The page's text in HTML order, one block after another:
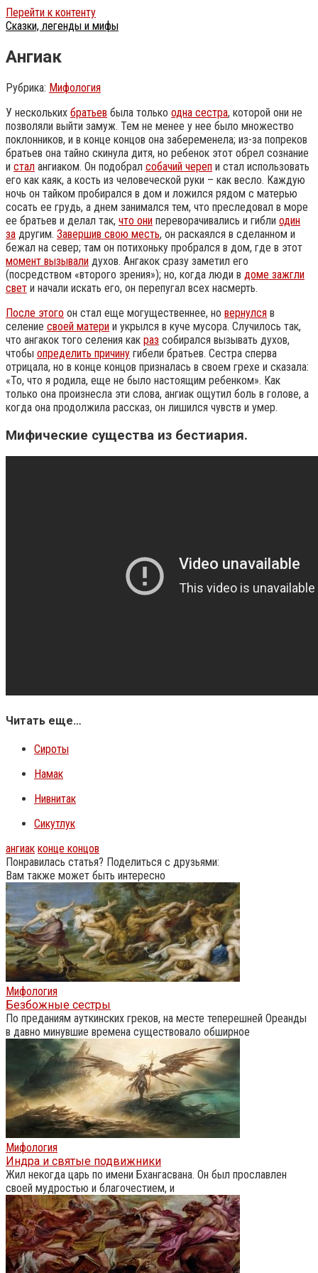
Перейти к контенту
Сказки, легенды и мифы
Ангиак
Рубрика: Мифология
У нескольких братьев была только одна сестра, которой они не
позволяли выйти замуж. Тем не менее у нее было множество
поклонников, и в конце концов она забеременела; из-за попреков
братьев она тайно скинула дитя, но ребенок этот обрел сознание
и стал ангиаком. Он подобрал собачий череп и стал использовать
его как каяк, а кость из человеческой руки – как весло. Каждую
ночь он тайком пробирался в дом и ложился рядом с матерью
сосать ее грудь, а днем занимался тем, что преследовал в море
ее братьев и делал так, что они переворачивались и гибли один
за другим. Завершив свою месть, он раскаялся в сделанном и
бежал на север; там он потихоньку пробрался в дом, где в этот
момент вызывали духов. Ангакок сразу заметил его
(посредством «второго зрения»); но, когда люди в доме зажгли
свет и начали искать его, он перепугал всех насмерть.
После этого он стал еще могущественнее, но вернулся в
селение своей матери и укрылся в куче мусора. Случилось так,
что ангакок того селения как раз собирался вызывать духов,
чтобы определить причину гибели братьев. Сестра сперва
отрицала, но в конце концов призналась в своем грехе и сказала:
«То, что я родила, еще не было настоящим ребенком». Как
только она произнесла эти слова, ангиак ощутил боль в голове, а
когда она продолжила рассказ, он лишился чувств и умер.
Мифические существа из бестиария.
Читать еще…
Сироты
Намак
Нивнитак
Сикутлук
ангиак конце концов
Понравилась статья? Поделиться с друзьями:
Вам также может быть интересно
Мифология
Безбожные сестры
По преданиям ауткинских греков, на месте теперешней Ореанды
в давно минувшие времена существовало обширное
Мифология
Индра и святые подвижники
Жил некогда царь по имени Бхангасвана. Он был прославлен
своей мудростью и благочестием, и